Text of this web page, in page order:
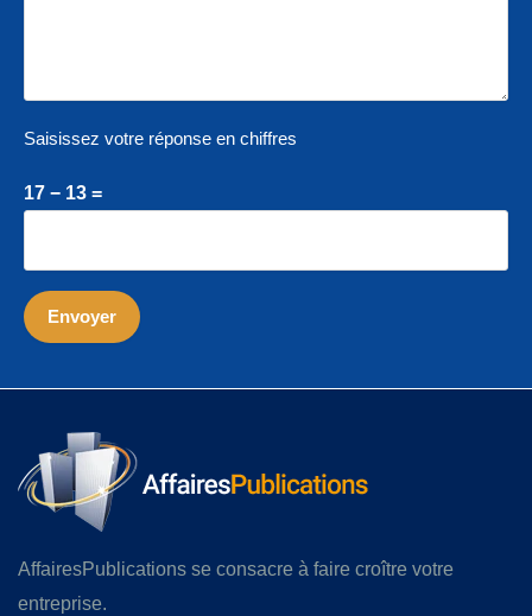
Saisissez votre réponse en chiffres
17 − 13 =
AffairesPublications se consacre à faire croître votre
entreprise.